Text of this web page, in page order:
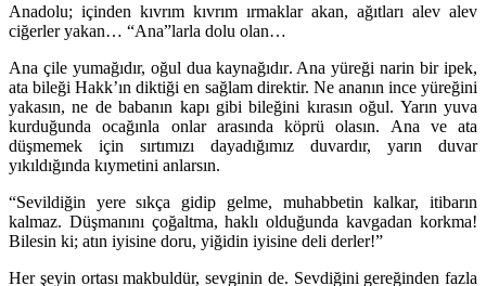
Anadolu; içinden kıvrım kıvrım ırmaklar akan, ağıtları alev alev
ciğerler yakan… “Ana”larla dolu olan…
Ana çile yumağıdır, oğul dua kaynağıdır. Ana yüreği narin bir ipek,
ata bileği Hakk’ın diktiği en sağlam direktir. Ne ananın ince yüreğini
yakasın, ne de babanın kapı gibi bileğini kırasın oğul. Yarın yuva
kurduğunda ocağınla onlar arasında köprü olasın. Ana ve ata
düşmemek için sırtımızı dayadığımız duvardır, yarın duvar
yıkıldığında kıymetini anlarsın.
“Sevildiğin yere sıkça gidip gelme, muhabbetin kalkar, itibarın
kalmaz. Düşmanını çoğaltma, haklı olduğunda kavgadan korkma!
Bilesin ki; atın iyisine doru, yiğidin iyisine deli derler!”
Her şeyin ortası makbuldür, sevginin de. Sevdiğini gereğinden fazla